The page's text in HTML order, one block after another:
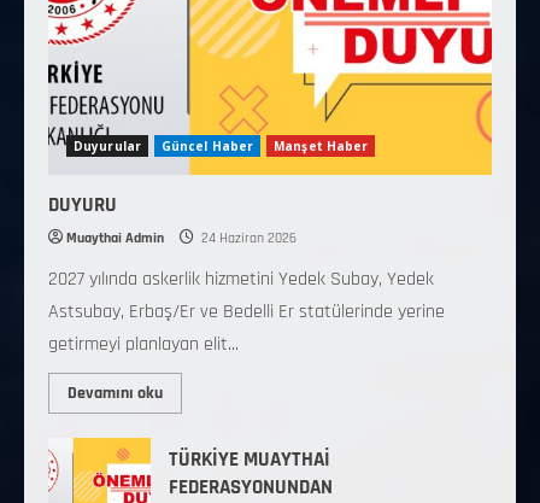
Duyurular Güncel Haber Manşet Haber
DUYURU
Muaythai Admin 24 Haziran 2026
2027 yılında askerlik hizmetini Yedek Subay, Yedek
Astsubay, Erbaş/Er ve Bedelli Er statülerinde yerine
getirmeyi planlayan elit...
Devamını oku
TÜRKİYE MUAYTHAİ
FEDERASYONUNDAN